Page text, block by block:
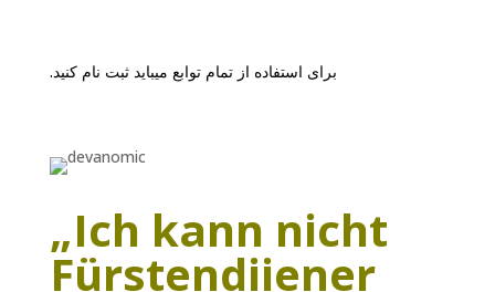
برای استفاده از تمام توابع میباید ثبت نام کنید.
„Ich kann nicht
Fürstendiiener